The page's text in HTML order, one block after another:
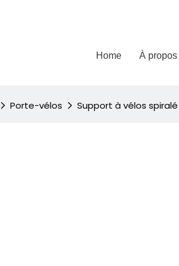
Home À
Porte-vélos Support à vélos